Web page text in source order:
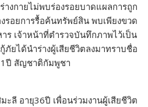
งกายไม่พบร่องรอยบาดแผลการถูก
รอยการรื้อค้นทรัพย์สิน พบเพียงขวด
ร เจ้าหน้าที่ตำรวจบันทึกภาพไว้เป็น
ยได้นำร่างผู้เสียชีวิตลงมาทราบชื่อ
ปี สัญชาติกัมพูชา
ะลี อายุ36ปี เพื่อนร่วมงานผู้เสียชีวิต